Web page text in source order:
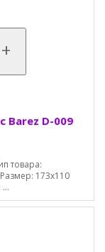
+
Barez D-009
товара:
173х110